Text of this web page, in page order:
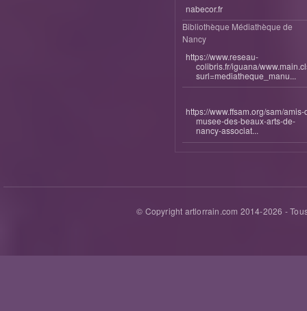
nabecor.fr
Bibliothèque Médiathèque de
Nancy
https://www.reseau-
colibris.fr/iguana/
surl=mediatheque_manu...
https://www.ffsam.org/sam/amis-
musee-des-beaux-arts-de-
nancy-associat...
© Copyright artlorrain.com 2014-2026 -